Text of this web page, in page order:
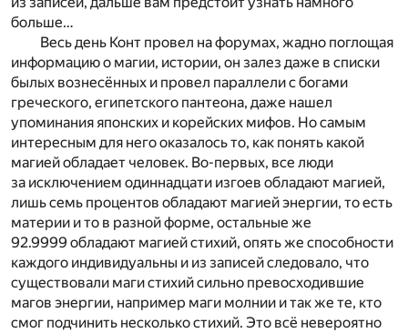
больше…
Весь день Конт провел на форумах, жадно поглощая
информацию о магии, истории, он залез даже в списки
былых вознесённых и провел параллели с богами
греческого, египетского пантеона, даже нашел
упоминания японских и корейских мифов. Но самым
интересным для него оказалось то, как понять какой
магией обладает человек. Во-первых, все люди
за исключением одиннадцати изгоев обладают магией,
лишь семь процентов обладают магией энергии, то есть
материи и то в разной форме, остальные же
92.9999 обладают магией стихий, опять же способности
каждого индивидуальны и из записей следовало, что
существовали маги стихий сильно превосходившие
магов энергии, например маги молнии и так же те, кто
смог подчинить несколько стихий. Это всё невероятно